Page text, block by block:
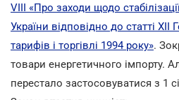
VIII «Про заходи щодо
України відповідно до статті XII
тарифів і торгівлі 1994 року».
товари енергетичного імпорту.
перестало застосовуватися з 1